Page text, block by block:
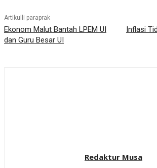
Artikulli paraprak
Ekonom Malut Bantah LPEM UI
dan Guru Besar UI
Inflasi
Redaktur Musa